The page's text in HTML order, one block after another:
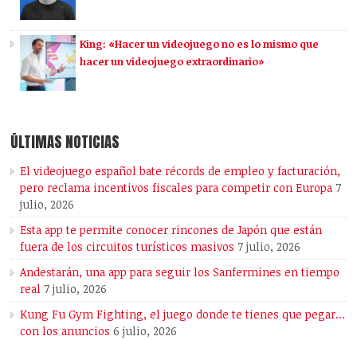
King: «Hacer un videojuego no es lo mismo que
hacer un videojuego extraordinario»
ÚLTIMAS NOTICIAS
El videojuego español bate récords de empleo y facturación,
pero reclama incentivos fiscales para competir con Europa 7
julio, 2026
Esta app te permite conocer rincones de Japón que están
fuera de los circuitos turísticos masivos 7 julio, 2026
Andestarán, una app para seguir los Sanfermines en tiempo
real 7 julio, 2026
Kung Fu Gym Fighting, el juego donde te tienes que pegar…
con los anuncios 6 julio, 2026